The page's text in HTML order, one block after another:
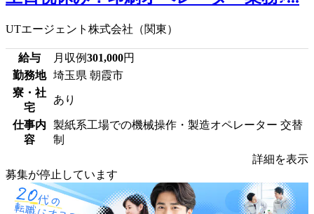
UTエージェント株式会社（関東）
給与 月収例301,000円
勤務地
埼玉県 朝霞市
寮・社
宅
あり
仕事内
容
製紙系工場での機械操作・製造オペレーター 交替
制
詳細を表示
募集が停止しています